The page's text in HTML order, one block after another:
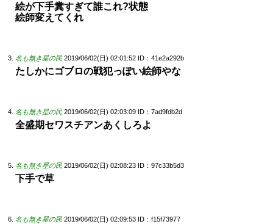
絵が下手糞すぎて誰これ?状態
絵師変えてくれ
名も無き星の民 2019/06/02(日) 02:01:52 ID：41e2a292b
たしかにゴブロの戦犯っぽい絵師やな
名も無き星の民 2019/06/02(日) 02:03:09 ID：7ad9fdb2d
全盛期セワスチアンあくしろよ
名も無き星の民 2019/06/02(日) 02:08:23 ID：97c33b5d3
下手で草
名も無き星の民 2019/06/02(日) 02:09:53 ID：f15f73977